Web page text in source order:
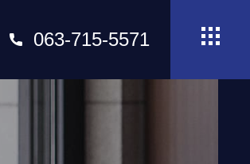
063-715-5571